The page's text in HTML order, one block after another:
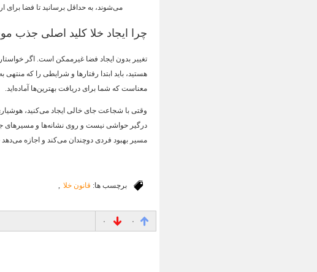
می‌شوند، به حداقل برسانید تا فضا برای
چرا ایجاد خلا کلید اصلی جذب
تغییر بدون ایجاد فضا غیرممکن است. اگر
هستید، باید ابتدا رفتارها و شرایطی را که
معناست که شما برای دریافت بهترین‌ها آماده‌اید.
وقتی با شجاعت جای خالی ایجاد می‌کنید،
درگیر حواشی نیست و روی نشانه‌ها و مسیرهای
مسیر بهبود فردی دوچندان می‌کند و اجازه
برچسب ها: قانون خلا
۰ ۰